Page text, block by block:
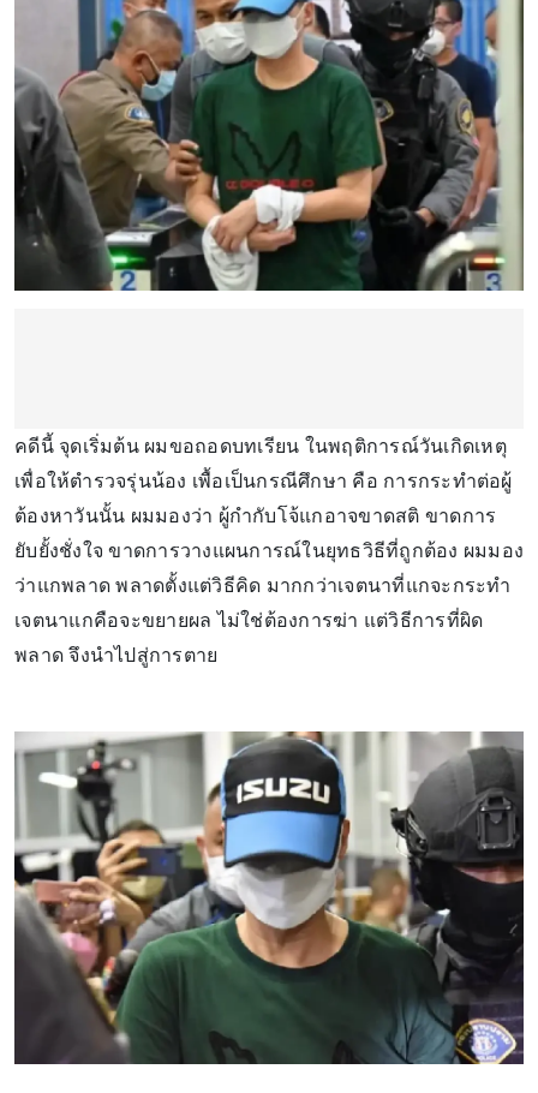
คดีนี้ จุดเริ่มต้น ผมขอถอดบทเรียน ในพฤติการณ์วันเกิดเหตุ
เพื่อให้ตำรวจรุ่นน้อง เพื้อเป็นกรณีศึกษา คือ การกระทำต่อผู้
ต้องหาวันนั้น ผมมองว่า ผู้กำกับโจ้แกอาจขาดสติ ขาดการ
ยับยั้งชั่งใจ ขาดการวางแผนการณ์ในยุทธวิธีที่ถูกต้อง ผมมอง
ว่าแกพลาด พลาดตั้งแต่วิธีคิด มากกว่าเจตนาที่แกจะกระทำ
เจตนาแกคือจะขยายผล ไม่ใช่ต้องการฆ่า แต่วิธีการที่ผิด
พลาด จึงนำไปสู่การตาย